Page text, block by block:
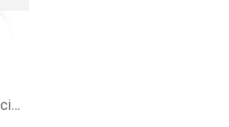
Fresh leták - akciová ponuka